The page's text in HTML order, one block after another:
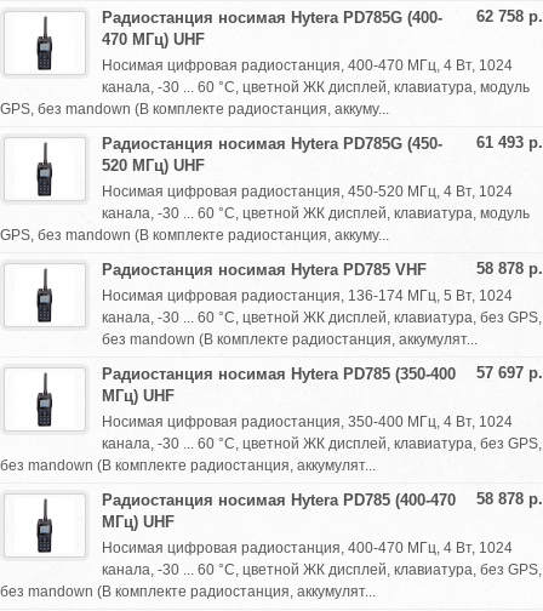
62 758 р.
Радиостанция носимая Hytera PD785G (400-
470 МГц) UHF
Носимая цифровая радиостанция, 400-470 МГц, 4 Вт, 1024
канала, -30 ... 60 °С, цветной ЖК дисплей, клавиатура, модуль
GPS, без mandown (В комплекте радиостанция, аккуму...
61 493 р.
Радиостанция носимая Hytera PD785G (450-
520 МГц) UHF
Носимая цифровая радиостанция, 450-520 МГц, 4 Вт, 1024
канала, -30 ... 60 °С, цветной ЖК дисплей, клавиатура, модуль
GPS, без mandown (В комплекте радиостанция, аккуму...
58 878 р.
Радиостанция носимая Hytera PD785 VHF
Носимая цифровая радиостанция, 136-174 МГц, 5 Вт, 1024
канала, -30 ... 60 °С, цветной ЖК дисплей, клавиатура, без GPS,
без mandown (В комплекте радиостанция, аккумулят...
57 697 р.
Радиостанция носимая Hytera PD785 (350-400
МГц) UHF
Носимая цифровая радиостанция, 350-400 МГц, 4 Вт, 1024
канала, -30 ... 60 °С, цветной ЖК дисплей, клавиатура, без GPS,
без mandown (В комплекте радиостанция, аккумулят...
58 878 р.
Радиостанция носимая Hytera PD785 (400-470
МГц) UHF
Носимая цифровая радиостанция, 400-470 МГц, 4 Вт, 1024
канала, -30 ... 60 °С, цветной ЖК дисплей, клавиатура, без GPS,
без mandown (В комплекте радиостанция, аккумулят...